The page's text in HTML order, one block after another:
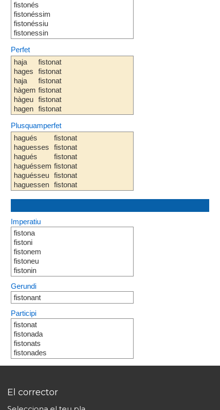
fistonés
fistonéssim
fistonéssiu
fistonessin
Perfet
haja
hages
haja
hàgem
hàgeu
hagen
fistonat
fistonat
fistonat
fistonat
fistonat
fistonat
Plusquamperfet
hagués
haguesses
hagués
haguéssem
haguésseu
haguessen
fistonat
fistonat
fistonat
fistonat
fistonat
fistonat
Imperatiu
fistona
fistoni
fistonem
fistoneu
fistonin
Gerundi
fistonant
Participi
fistonat
fistonada
fistonats
fistonades
El corrector